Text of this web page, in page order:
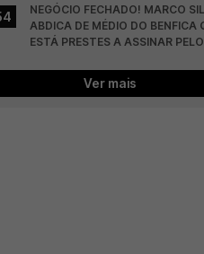
NEGÓCIO FECHADO! MARCO
ABDICA DE MÉDIO DO BENFICA
ESTÁ PRESTES A ASSINAR PELO
Ver mais